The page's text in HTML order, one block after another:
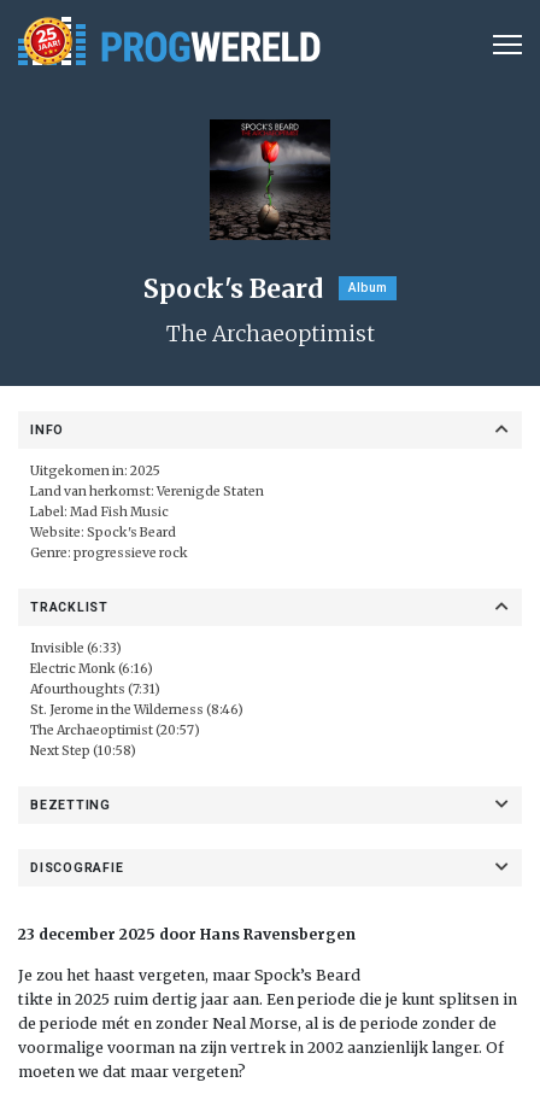
Spock's Beard Album
The Archaeoptimist
INFO
Uitgekomen in: 2025
Land van herkomst: Verenigde Staten
Label: Mad Fish Music
Website: Spock's Beard
Genre: progressieve rock
TRACKLIST
Invisible (6:33)
Electric Monk (6:16)
Afourthoughts (7:31)
St. Jerome in the Wilderness (8:46)
The Archaeoptimist(20:57)
Next Step (10:58)
BEZETTING
DISCOGRAFIE
23 december 2025 door Hans Ravensbergen
Je zou het haast vergeten, maar Spock’s Beard
tikte in 2025 ruim dertig jaar aan. Een periode die je kunt splitsen in
de periode mét en zonder Neal Morse, al is de periode zonder de
voormalige voorman na zijn vertrek in 2002 aanzienlijk langer. Of
moeten we dat maar vergeten?